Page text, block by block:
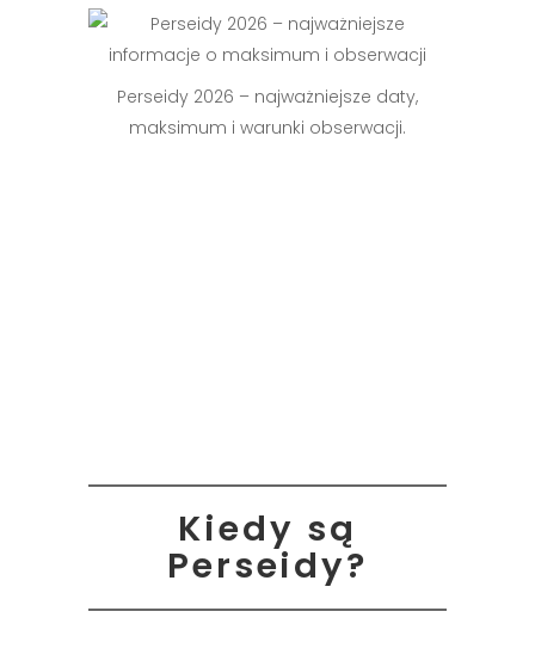
Perseidy 2026 – najważniejsze daty,
maksimum i warunki obserwacji.
Kiedy są
Perseidy?